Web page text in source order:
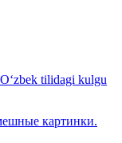
tilidagi kulgu
картинки.